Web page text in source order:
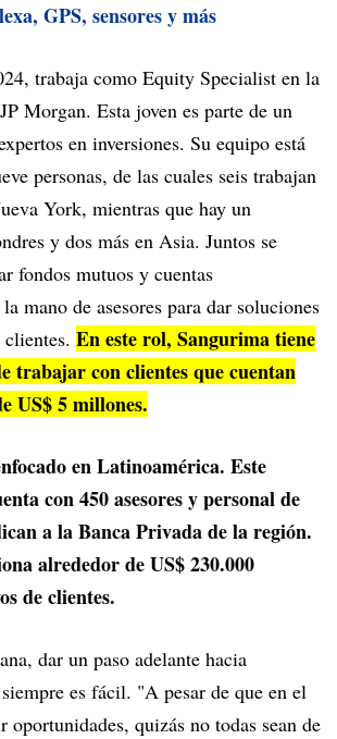
GPS, sensores y más
trabaja como Equity Specialist en la
Morgan. Esta joven es parte de un
en inversiones. Su equipo está
personas, de las cuales seis trabajan
York, mientras que hay un
y dos más en Asia. Juntos se
fondos mutuos y cuentas
mano de asesores para dar soluciones
En este rol, Sangurima tiene
trabajar con clientes que cuentan
US$ 5 millones.
en Latinoamérica. Este
con 450 asesores y personal de
a la Banca Privada de la región.
alrededor de US$ 230.000
de clientes.
dar un paso adelante hacia
es fácil. "A pesar de que en el
oportunidades, quizás no todas sean de